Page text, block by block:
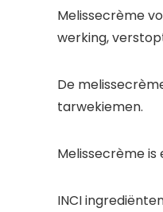
Melissecrème
werking,
De
tarwekiemen.
Melissecrème
INCI